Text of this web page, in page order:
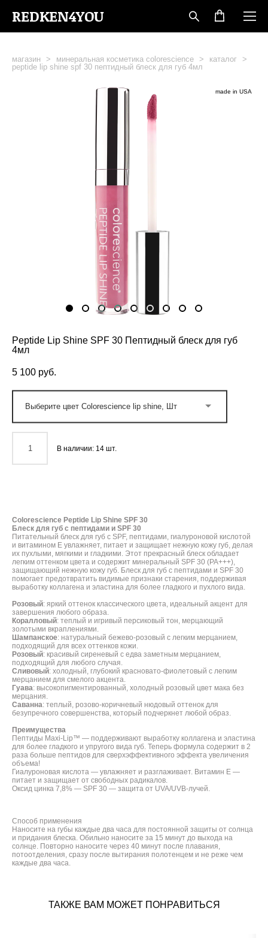
REDKEN4YOU
магазин > минеральная косметика colorescience > каталог
>
peptide lip shine spf 30 пептидный блеск для губ 4мл
made in USA
Peptide Lip Shine SPF 30 Пептидный блеск для губ
4мл
5 100 pуб.
Выберите цвет Colorescience lip shine, Шт
В наличии: 14 шт.
Colorescience Peptide Lip Shine SPF 30​
Блеск для губ с пептидами и SPF 30
Питательный блеск для губ с SPF, пептидами, гиалуроновой кислотой
и витамином Е увлажняет, питает и защищает нежную кожу губ, делая
их пухлыми, мягкими и гладкими. Этот прекрасный блеск обладает
легким оттенком цвета и содержит минеральный SPF 30 (PA+++),
защищающий нежную кожу губ. Блеск для губ с пептидами и SPF 30
помогает предотвратить видимые признаки старения, поддерживая
выработку коллагена и эластина для более гладкого и пухлого вида.
Розовый: яркий оттенок классического цвета, идеальный акцент для
завершения любого образа.
Коралловый: теплый и игривый персиковый тон, мерцающий
золотыми вкраплениями.
Шампанское: натуральный бежево-розовый с легким мерцанием,
подходящий для всех оттенков кожи.
Розовый: красивый сиреневый с едва заметным мерцанием,
подходящий для любого случая.
Сливовый: холодный, глубокий красновато-фиолетовый с легким
мерцанием для смелого акцента.
Гуава: высокопигментированный, холодный розовый цвет мака без
мерцания.
Саванна: теплый, розово-коричневый нюдовый оттенок для
безупречного совершенства, который подчеркнет любой образ.
Преимущества
Пептиды Maxi-Lip™ — поддерживают выработку коллагена и эластина
для более гладкого и упругого вида губ. Теперь формула содержит в 2
раза больше пептидов для сверхэффективного эффекта увеличения
объема!
Гиалуроновая кислота — увлажняет и разглаживает. Витамин Е —
питает и защищает от свободных радикалов.
Оксид цинка 7,8% — SPF 30 — защита от UVA/UVB-лучей.
Способ применения
Наносите на губы каждые два часа для постоянной защиты от солнца
и придания блеска. Обильно наносите за 15 минут до выхода на
солнце. Повторно наносите через 40 минут после плавания,
потоотделения, сразу после вытирания полотенцем и не реже чем
каждые два часа.
ТАКЖЕ ВАМ МОЖЕТ ПОНРАВИТЬСЯ